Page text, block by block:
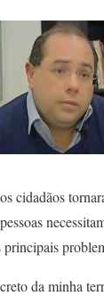
cidadãos
principais
da minha